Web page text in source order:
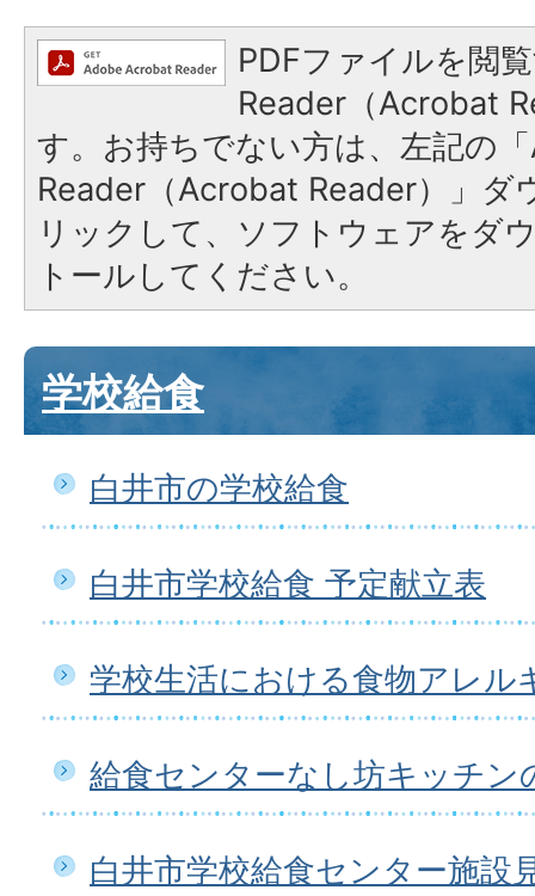
PDFファイルを閲
Reader（Acrobat
す。お持ちでない方は、左記の
Reader（Acrobat Reader）」ダ
リックして、ソフトウェアをダ
トールしてください。
学校給食
白井市の学校給食
白井市学校給食 予定献立表
学校生活における食物アレル
給食センターなし坊キッチン
白井市学校給食センター施設